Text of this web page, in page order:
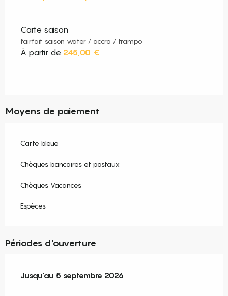
Carte saison
fairfait saison water / accro / trampo
À partir de 245,00 €
Moyens de paiement
Carte bleue
Chèques bancaires et postaux
Chèques Vacances
Espèces
Périodes d'ouverture
Du1 juillet 2026au5 septembre 2026
Jusqu'au 5 septembre 2026